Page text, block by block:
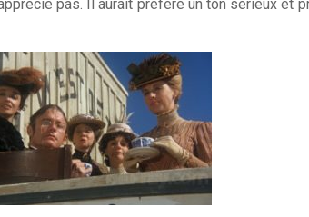
pas. Il aurait préféré un ton sérieux et